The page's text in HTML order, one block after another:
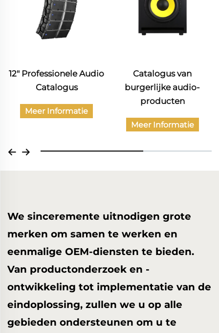
12" Professionele Audio
Catalogus
Meer Informatie
Catalogus van
burgerlijke audio-
producten
Meer Informatie
We sinceremente uitnodigen grote
merken om samen te werken en
eenmalige OEM-diensten te bieden.
Van productonderzoek en -
ontwikkeling tot implementatie van de
eindoplossing, zullen we u op alle
gebieden ondersteunen om u te